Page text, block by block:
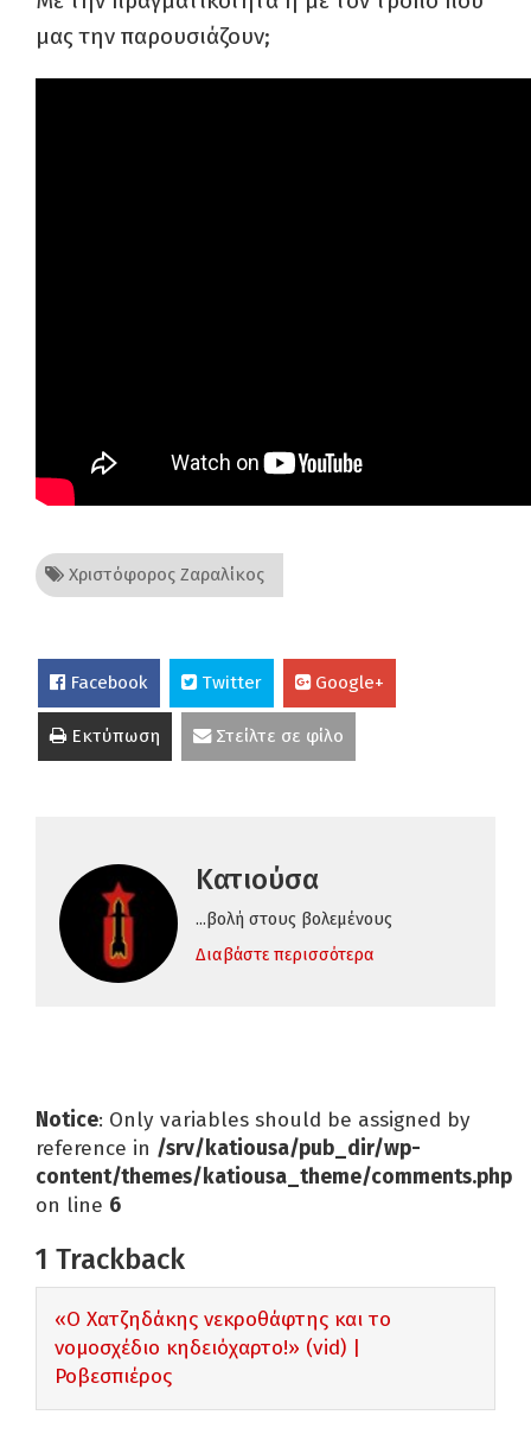
μας την παρουσιάζουν;
Χριστόφορος Ζαραλίκος
Facebook Twitter Google+
Εκτύπωση Στείλτε σε φίλο
Κατιούσα
...βολή στους βολεμένους
Διαβάστε περισσότερα
Notice: Only variables should be assigned by
reference in /srv/katiousa/pub_dir/wp-
content/themes/katiousa_theme/comments.php
on line 6
1 Trackback
«Ο Χατζηδάκης νεκροθάφτης και το
νομοσχέδιο κηδειόχαρτο!» (vid) |
Ροβεσπιέρος